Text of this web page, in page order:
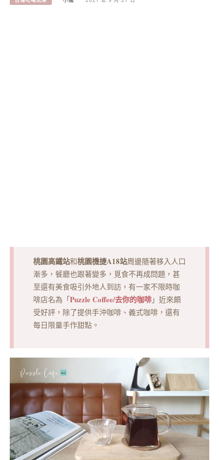
桃園高鐵站和桃園機捷A18站周邊隨著移入人口
漸多，餐廳也跟著變多，覓食不再成問題，甚
至還有美食吸引外地人到訪，有一家不限時咖
啡店名為「Puzzle Coffee/去你的咖啡 」近來頗
受好評，除了提供手沖咖啡、義式咖啡，還有
每日限量手作甜點。